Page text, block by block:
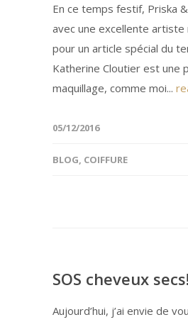
En ce temps festif, Priska
avec une excellente artiste
pour un article spécial du
Katherine Cloutier est une
maquillage, comme moi...
05/12/2016
BLOG, COIFFURE
SOS cheveux secs!
Aujourd’hui, j’ai envie de